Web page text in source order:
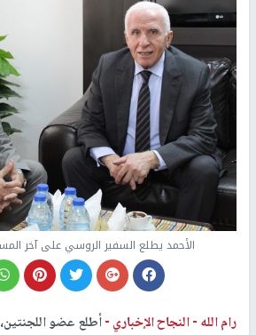
الأحمد يطلع السفير الروسي على آخر
رام الله -النجاح الإخباري -أطلع عضو